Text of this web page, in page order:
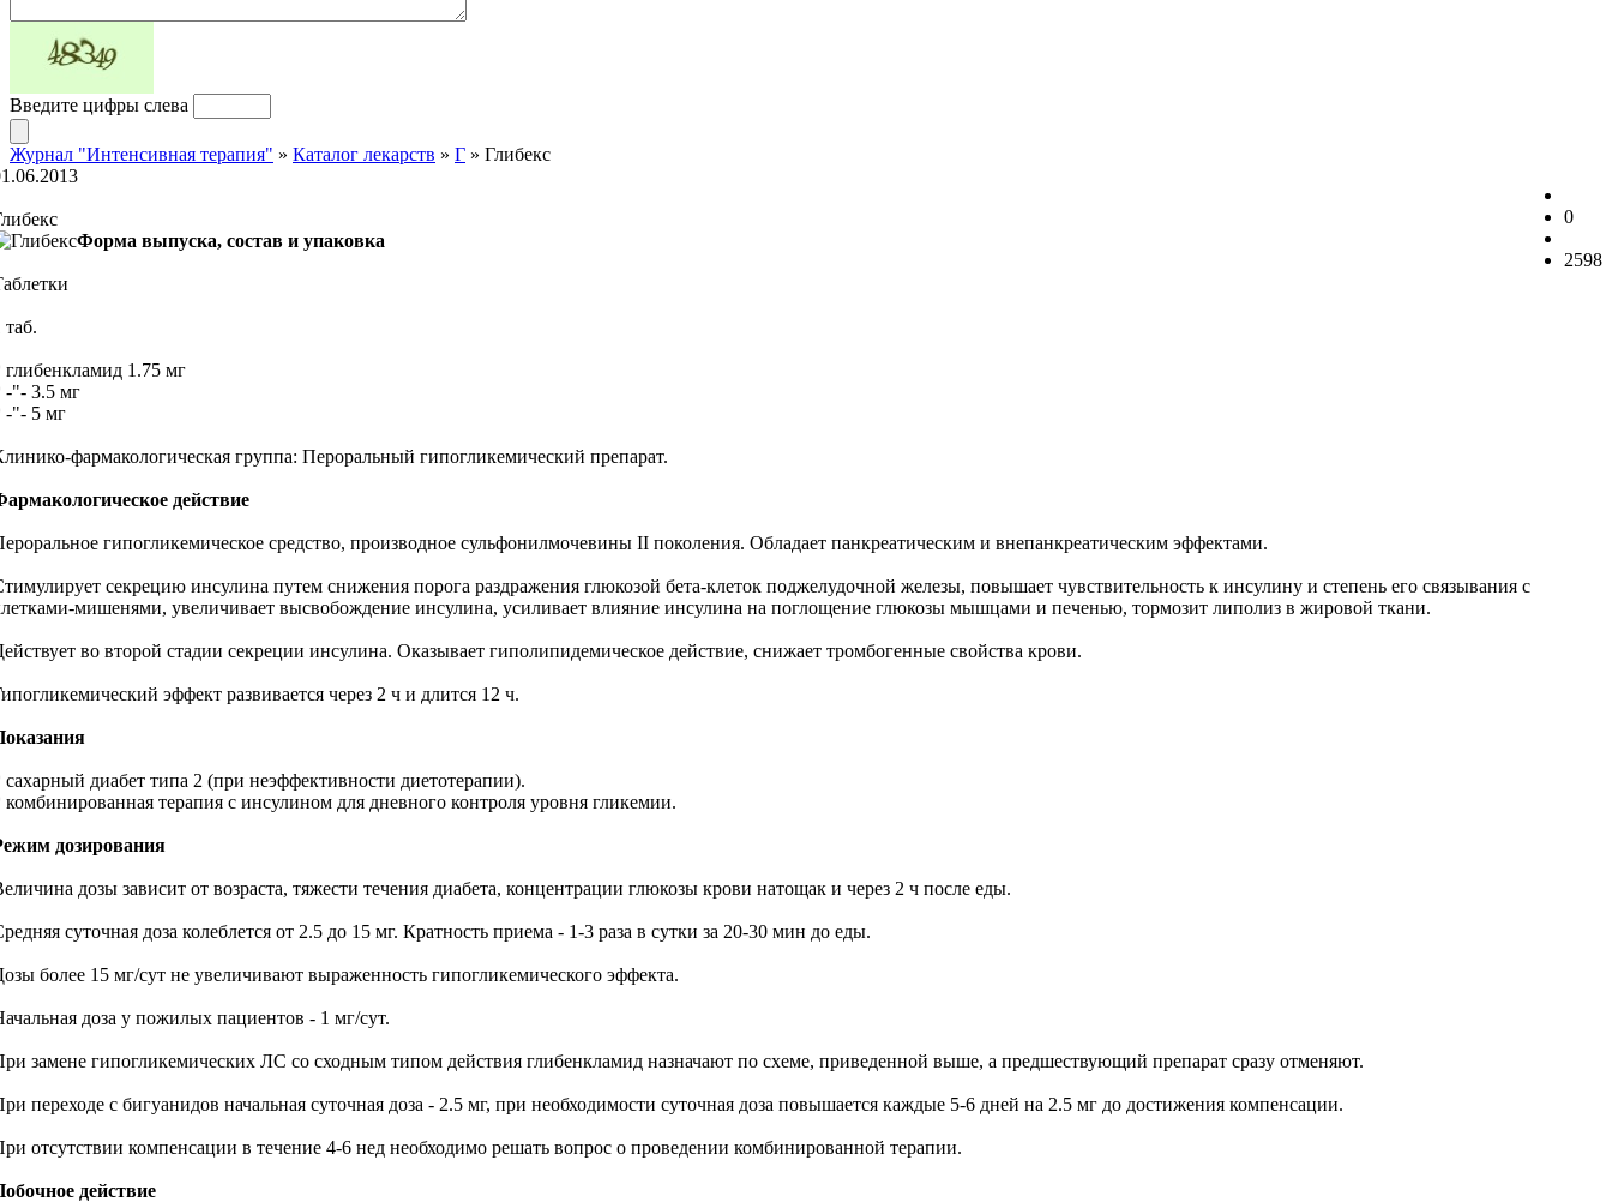
Введите цифры слева
Журнал "Интенсивная терапия" » Каталог лекарств » Г » Глибекс
0
2598
Форма выпуска, состав и упаковка
таб.
глибенкламид 1.75 мг
-"- 3.5 мг
-"- 5 мг
фармакологическая группа: Пероральный гипогликемический препарат.
действие
гипогликемическое средство, производное сульфонилмочевины II поколения. Обладает панкреатическим и внепанкреатическим эффектами.
секрецию инсулина путем снижения порога раздражения глюкозой бета-клеток поджелудочной железы, повышает чувствительность к инсулину и степень его связывания с
мишенями, увеличивает высвобождение инсулина, усиливает влияние инсулина на поглощение глюкозы мышцами и печенью, тормозит липолиз в жировой ткани.
во второй стадии секреции инсулина. Оказывает гиполипидемическое действие, снижает тромбогенные свойства крови.
эффект развивается через 2 ч и длится 12 ч.
сахарный диабет типа 2 (при неэффективности диетотерапии).
комбинированная терапия с инсулином для дневного контроля уровня гликемии.
дозирования
дозы зависит от возраста, тяжести течения диабета, концентрации глюкозы крови натощак и через 2 ч после еды.
суточная доза колеблется от 2.5 до 15 мг. Кратность приема - 1-3 раза в сутки за 20-30 мин до еды.
более 15 мг/сут не увеличивают выраженность гипогликемического эффекта.
доза у пожилых пациентов - 1 мг/сут.
замене гипогликемических ЛС со сходным типом действия глибенкламид назначают по схеме, приведенной выше, а предшествующий препарат сразу отменяют.
переходе с бигуанидов начальная суточная доза - 2.5 мг, при необходимости суточная доза повышается каждые 5-6 дней на 2.5 мг до достижения компенсации.
отсутствии компенсации в течение 4-6 нед необходимо решать вопрос о проведении комбинированной терапии.
действие